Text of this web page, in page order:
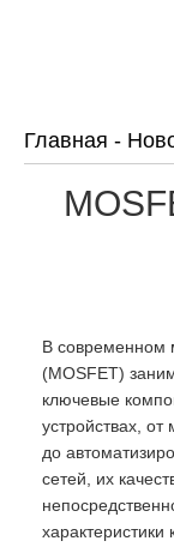
Главная -
В современном
(MOSFET)
ключевые
устройствах,
до
сетей, их